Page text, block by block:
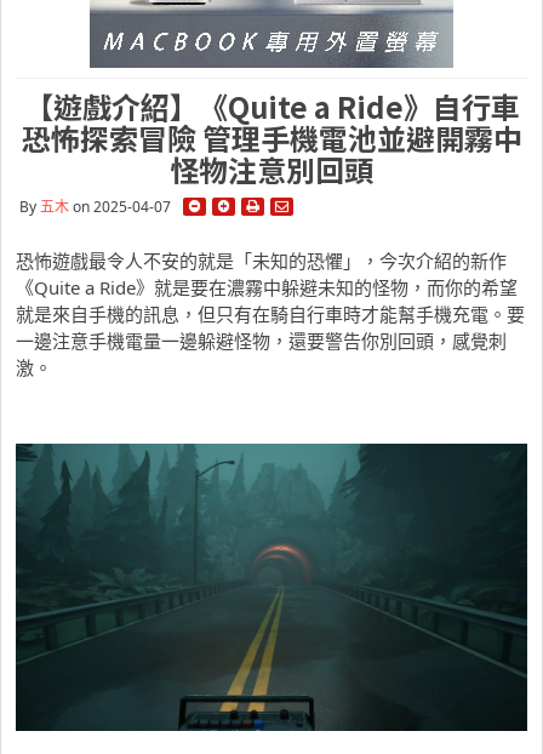
【遊戲介紹】《Quite a Ride》自行車
恐怖探索冒險 管理手機電池並避開霧中
怪物注意別回頭
By五木on 2025-04-07
恐怖遊戲最令人不安的就是「未知的恐懼」，今次介紹的新作
《Quite a Ride》就是要在濃霧中躲避未知的怪物，而你的希望
就是來自手機的訊息，但只有在騎自行車時才能幫手機充電。要
一邊注意手機電量一邊躲避怪物，還要警告你別回頭，感覺刺
激。